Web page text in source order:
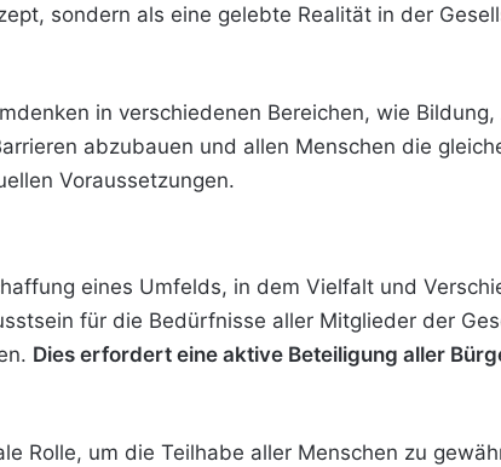
sondern als eine gelebte Realität in der
in verschiedenen Bereichen, wie
abzubauen und allen Menschen die
Voraussetzungen.
eines Umfelds, in dem Vielfalt und
für die Bedürfnisse aller Mitglieder der
Dies erfordert eine aktive Beteiligung aller
Rolle, um die Teilhabe aller Menschen zu